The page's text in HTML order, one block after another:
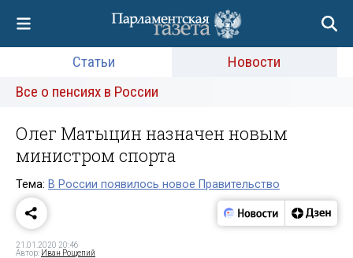
Статьи
Новости
Все о пенсиях в России
Олег Матыцин назначен новым
министром спорта
Тема: В России появилось новое Правительство
21.01.2020 20:46
Автор: Иван Рощепий